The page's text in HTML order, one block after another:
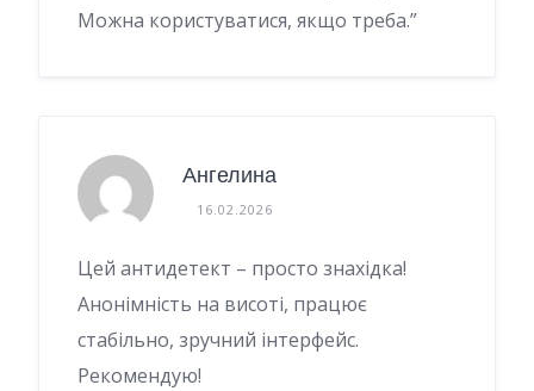
Можна користуватися, якщо треба.”
Ангелина
16.02.2026
Цей антидетект – просто знахідка!
Анонімність на висоті, працює
стабільно, зручний інтерфейс.
Рекомендую!